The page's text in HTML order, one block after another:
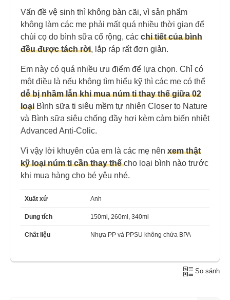
Vấn đề vệ sinh thì không bàn cãi, vì sản phẩm
không làm các mẹ phải mất quá nhiều thời gian để
chùi cọ do bình sữa cổ rộng, các chi tiết của bình
đều được tách rời, lắp ráp rất đơn giản.
Em này có quá nhiều ưu điểm để lựa chọn. Chỉ có
một điều là nếu không tìm hiểu kỹ thì các mẹ có thể
dễ bị nhầm lẫn khi mua núm ti thay thế giữa 02
loại Bình sữa ti siêu mềm tự nhiên Closer to Nature
và Bình sữa siêu chống đầy hơi kèm cảm biến nhiệt
Advanced Anti-Colic.
Vì vậy lời khuyên của em là các mẹ nên xem thật
kỹ loại núm ti cần thay thếcho loại bình nào trước
khi mua hàng cho bé yêu nhé.
Xuất xứ Anh
Dung tích 150ml, 260ml, 340ml
Chất liệu Nhựa PP và PPSU không chứa BPA
So sánh